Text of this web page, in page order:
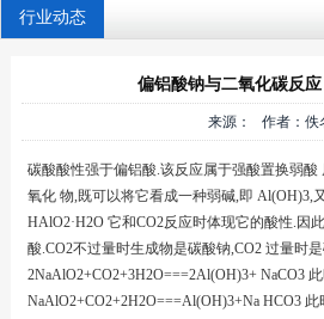
行业动态
偏铝酸钠与二氧化碳反
来源： 作者：佚
碳酸酸性强于偏铝酸.该反应属于强酸置换弱
氧化 物,既可以将它看成一种弱碱,即 Al(OH)3,
HAlO2·H2O 它和CO2反应时体现它的酸性.因
酸.CO2不过量时生成物是碳酸钠,CO2 过量时
2NaAlO2+CO2+3H2O===2Al(OH)3+ NaCO3
NaAlO2+CO2+2H2O===Al(OH)3+Na HCO3